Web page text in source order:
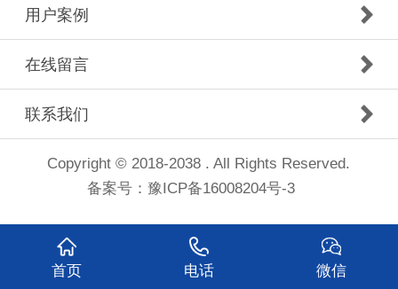
用户案例
在线留言
联系我们
Copyright © 2018-2038 . All Rights Reserved.
备案号：豫ICP备16008204号-3
首页 电话 微信